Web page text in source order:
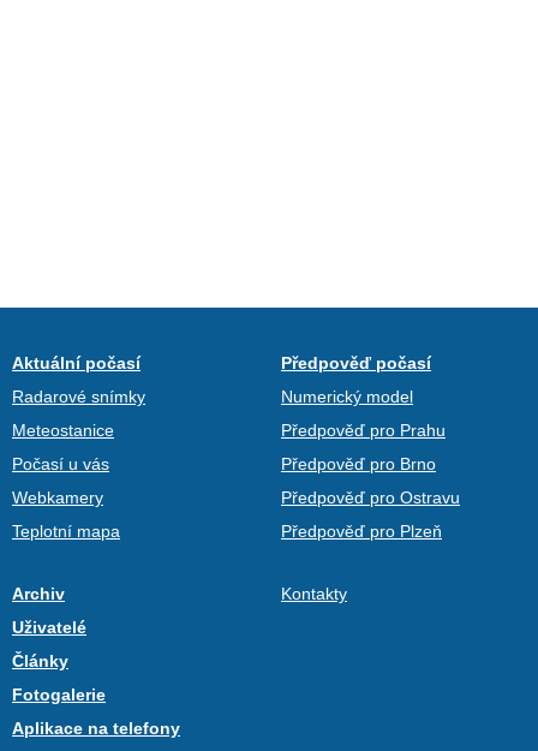
Aktuální počasí
Radarové snímky
Meteostanice
Počasí u vás
Webkamery
Teplotní mapa
Předpověď počasí
Numerický model
Předpověď pro Prahu
Předpověď pro Brno
Předpověď pro Ostravu
Předpověď pro Plzeň
Archiv
Uživatelé
Články
Fotogalerie
Aplikace na telefony
Kontakty